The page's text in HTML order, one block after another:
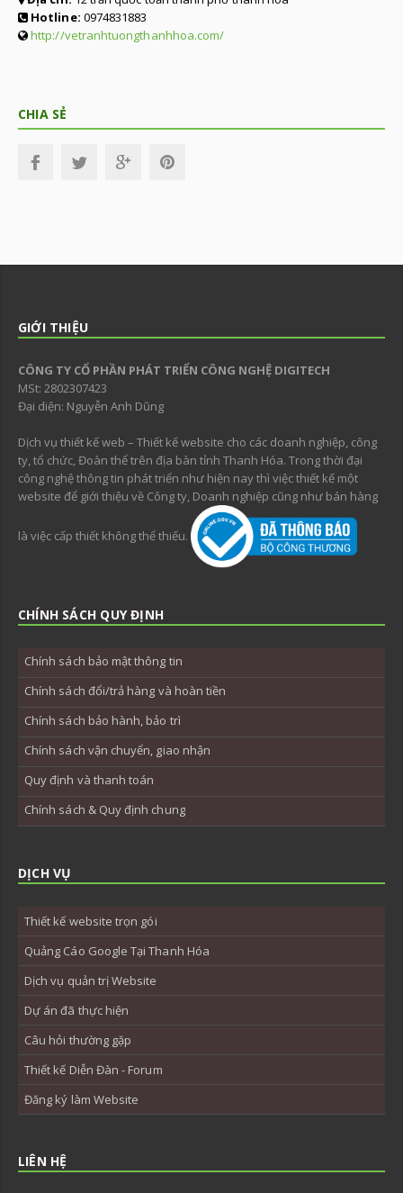
Hotline: 0974831883
http://vetranhtuongthanhhoa.com/
CHIA SẺ
GIỚI THIỆU
CÔNG TY CỔ PHẦN PHÁT TRIỂN CÔNG NGHỆ DIGITECH
MSt: 2802307423
Đại diện: Nguyễn Anh Dũng
Dịch vụ thiết kế web – Thiết kế website cho các doanh nghiệp, công
ty, tổ chức, Đoàn thể trên địa bàn tỉnh Thanh Hóa. Trong thời đại
công nghệ thông tin phát triển như hiện nay thì việc thiết kế một
website để giới thiệu về Công ty, Doanh nghiệp cũng như bán hàng
là việc cấp thiết không thể thiếu.
CHÍNH SÁCH QUY ĐỊNH
Chính sách bảo mật thông tin
Chính sách đổi/trả hàng và hoàn tiền
Chính sách bảo hành, bảo trì
Chính sách vận chuyển, giao nhận
Quy định và thanh toán
Chính sách & Quy định chung
DỊCH VỤ
Thiết kế website trọn gói
Quảng Cáo Google Tại Thanh Hóa
Dịch vụ quản trị Website
Dự án đã thực hiện
Câu hỏi thường gặp
Thiết kế Diễn Đàn - Forum
Đăng ký làm Website
LIÊN HỆ